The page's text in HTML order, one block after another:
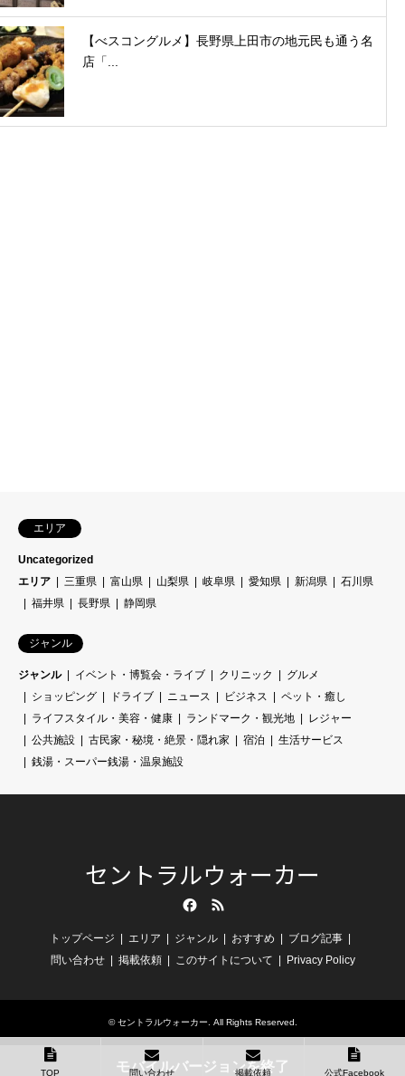
【べスコングルメ】長野県上田市の地元民も通う名
店「...
エリア
Uncategorized
エリア
三重県 富山県 山梨県 岐阜県 愛知県 新潟県
石川県
福井県
長野県 静岡県
ジャンル
ジャンル イベント・博覧会・ライブ クリニック
グルメ
ショッピング
ドライブ ニュース ビジネス
ペット・癒し
ライフスタイル・美容・健康
ランドマーク・観光地
レジャー
公共施設
古民家・秘境・絶景・隠れ家 宿泊
生活サービス
銭湯・スーパー銭湯・温泉施設
セントラルウォーカー
トップページ エリア ジャンル おすすめ
ブログ記事
問い合わせ
掲載依頼 このサイトについて Privacy Policy
©セントラルウォーカー . All Rights Reserved.
TOP 問い合わせ 掲載依頼 公式Facebook
モバイルバージョンを終了